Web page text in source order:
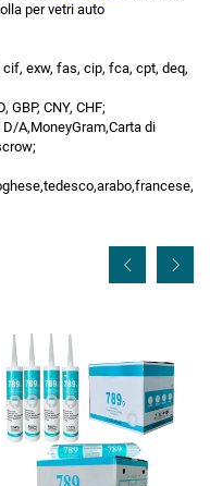
per vetri auto
exw, fas, cip, fca, cpt, deq,
GBP, CNY, CHF;
A,MoneyGram,Carta di